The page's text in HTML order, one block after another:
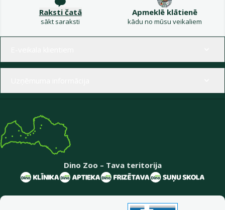
Raksti čatā
sākt saraksti
Apmeklē klātienē
kādu no mūsu veikaliem
Dino Zoo – Tava teritorija